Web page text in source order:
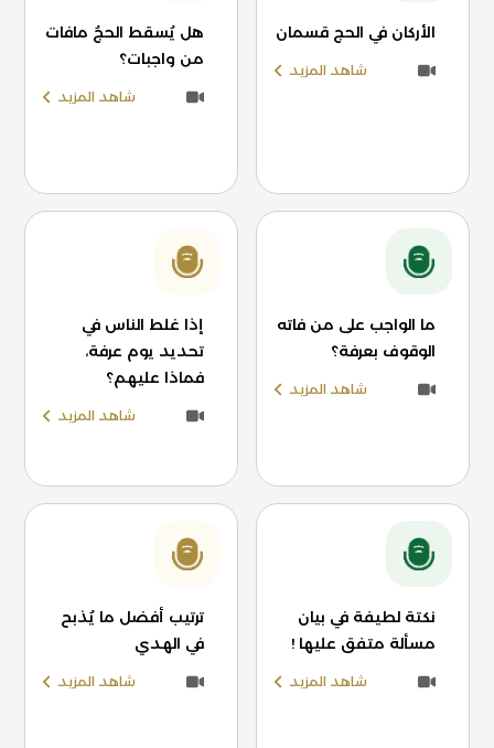
الأركان في الحج قسمان
شاهد المزيد
هل يُسقط الحجُ مافات
من واجبات؟
شاهد المزيد
ما الواجب على من فاته
الوقوف بعرفة؟
شاهد المزيد
إذا غلط الناس في
تحديد يوم عرفة،
فماذا عليهم؟
شاهد المزيد
نكتة لطيفة في بيان
مسألة متفق عليها !
شاهد المزيد
ترتيب أفضل ما يُذبح
في الهدي
شاهد المزيد